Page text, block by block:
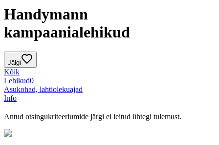
Handymann
kampaanialehikud
Jälgi
Kõik
Lehikud0
Asukohad, lahtiolekuajad
Info
Antud otsingukriteeriumide järgi ei leitud ühtegi tulemust.